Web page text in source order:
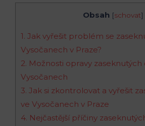
Obsah [schovat]
1. Jak vyřešit problém se
Vysočanech v Praze?
2. Možnosti opravy zaseknutých
Vysočanech
3. Jak si zkontrolovat a vyřešit
ve Vysočanech v Praze
4. Nejčastější příčiny